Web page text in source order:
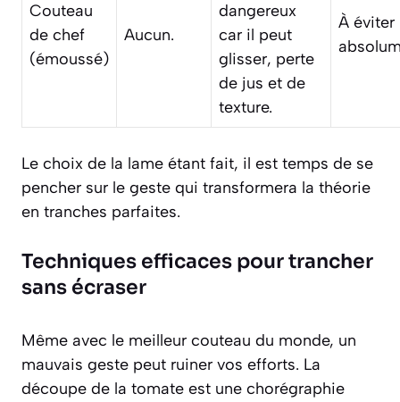
Couteau
de chef
(émoussé)
Aucun.
dangereux
car il peut
glisser, perte
de jus et de
texture.
À éviter
Le choix de la lame étant fait, il est temps de se
pencher sur le geste qui transformera la théorie
en tranches parfaites.
Techniques efficaces pour trancher
sans écraser
Même avec le meilleur couteau du monde, un
mauvais geste peut ruiner vos efforts. La
découpe de la tomate est une chorégraphie